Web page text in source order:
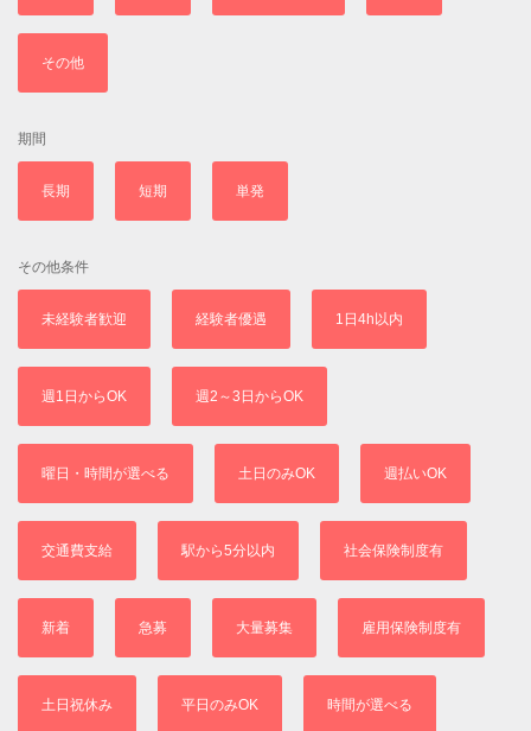
その他
期間
長期 短期 単発
その他条件
未経験者歓迎 経験者優遇 1日4h以内
週1日からOK 週2～3日からOK
曜日・時間が選べる 土日のみOK 週払いOK
交通費支給 駅から5分以内 社会保険制度有
新着 急募 大量募集 雇用保険制度有
土日祝休み 平日のみOK 時間が選べる